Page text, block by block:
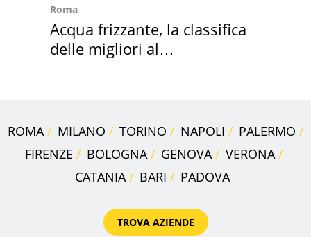
Roma
Acqua frizzante, la classifica
delle migliori al
ROMA MILANO TORINO NAPOLI
PALERMO
FIRENZE
BOLOGNA GENOVA
VERONA
CATANIA
BARI PADOVA
TROVA AZIENDE